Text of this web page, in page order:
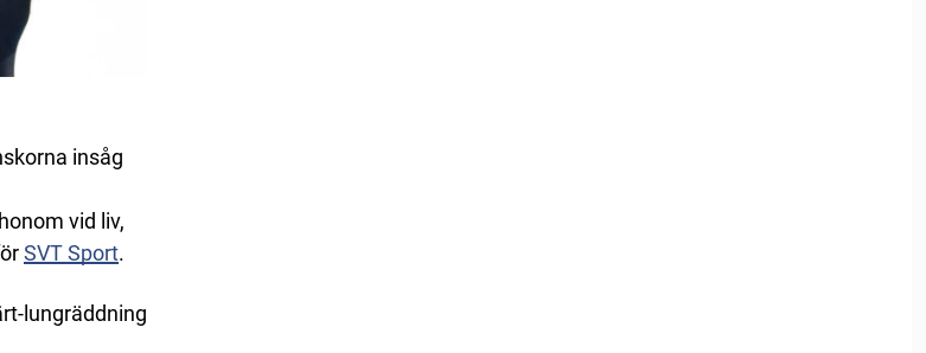
insåg
vid liv,
SVT Sport.
lungräddning